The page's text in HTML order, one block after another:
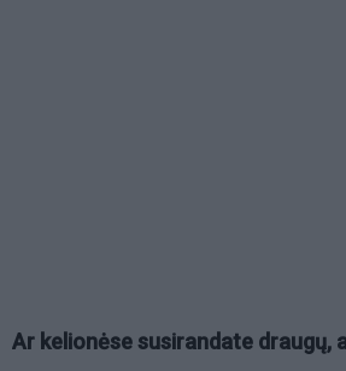
Ar kelionėse susirandate draugų,